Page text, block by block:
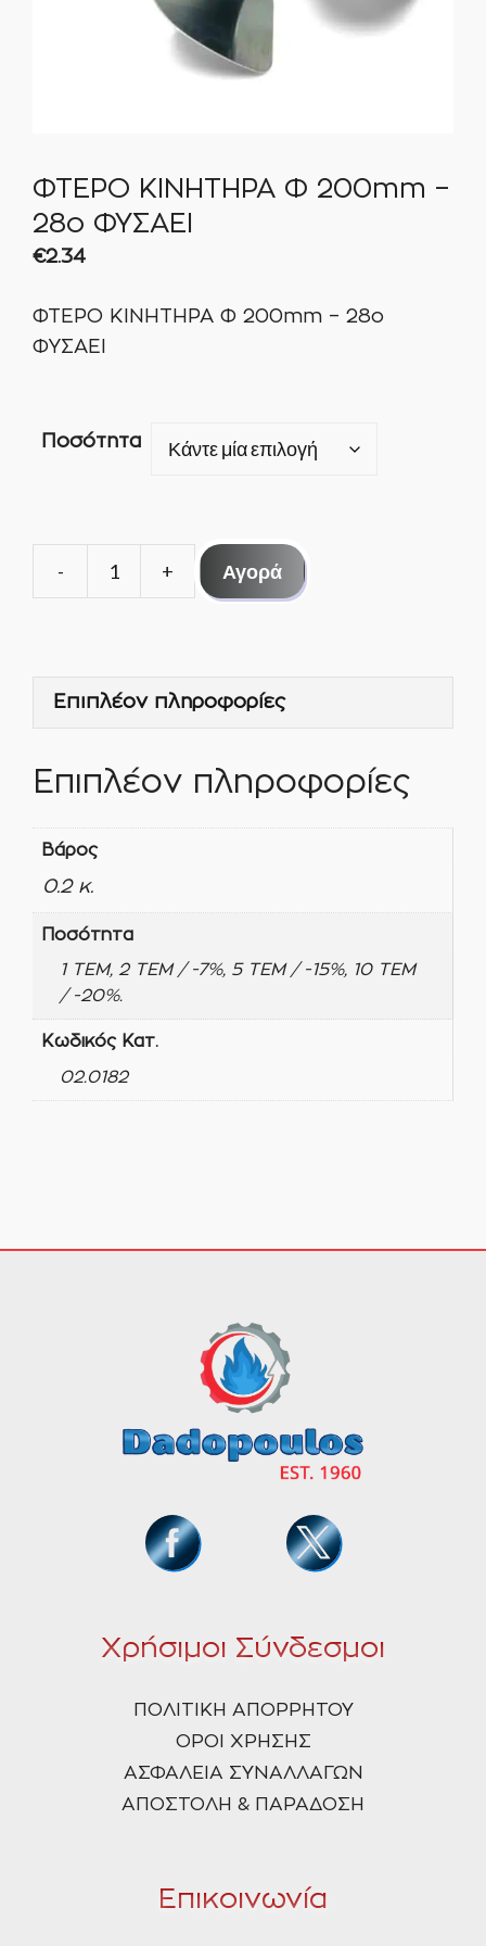
ΦΤΕΡΟ ΚΙΝΗΤΗΡΑ Φ 200mm –
28o ΦΥΣΑΕΙ
€2.34
ΦΤΕΡΟ ΚΙΝΗΤΗΡΑ Φ 200mm – 28o
ΦΥΣΑΕΙ
Ποσότητα
ΦΤΕΡΟ
200mm
-
28o
ΦΥΣΑΕΙ
ποσότητα
Αγορά
Επιπλέον πληροφορίες
Επιπλέον πληροφορίες
Βάρος
0.2 κ.
Ποσότητα
1 ΤΕΜ, 2 ΤΕΜ / -7%, 5 ΤΕΜ / -15%, 10 ΤΕΜ
/ -20%.
Κωδικός Κατ.
02.0182
Χρήσιμοι Σύνδεσμοι
ΠΟΛΙΤΙΚΗ ΑΠΟΡΡΗΤΟΥ
ΟΡΟΙ ΧΡΗΣΗΣ
ΑΣΦΑΛΕΙΑ ΣΥΝΑΛΛΑΓΩΝ
ΑΠΟΣΤΟΛΗ & ΠΑΡΑΔΟΣΗ
Επικοινωνία